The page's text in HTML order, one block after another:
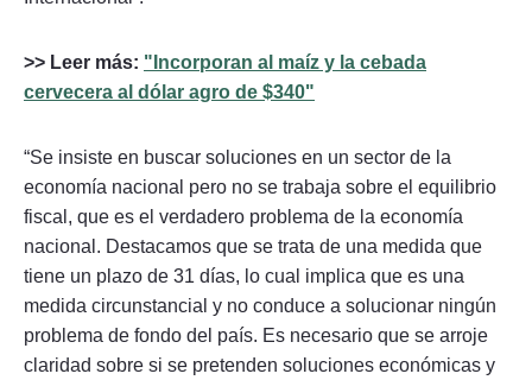
>> Leer más: "Incorporan al maíz y la cebada
cervecera al dólar agro de $340"
“Se insiste en buscar soluciones en un sector de la
economía nacional pero no se trabaja sobre el equilibrio
fiscal, que es el verdadero problema de la economía
nacional. Destacamos que se trata de una medida que
tiene un plazo de 31 días, lo cual implica que es una
medida circunstancial y no conduce a solucionar ningún
problema de fondo del país. Es necesario que se arroje
claridad sobre si se pretenden soluciones económicas y